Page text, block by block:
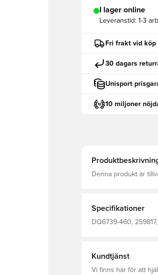
I lager online
Leveranstid: 1-3
Fri frakt vid
30 dagars
Unisport
10 miljoner
Denna produkt är
Specifikationer
DQ6739-460,
Kundtjänst
Vi finns här för att